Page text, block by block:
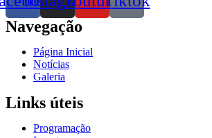
Navegação
Página Inicial
Notícias
Galeria
Links úteis
Programação